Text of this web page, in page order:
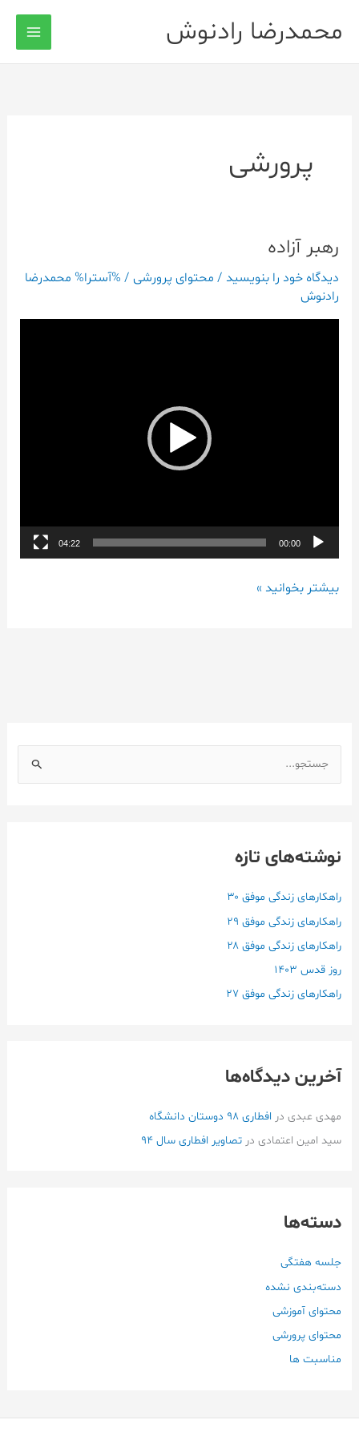
محمدرضا رادنوش
پرورشی
رهبر آزاده
دیدگاه‌ خود را بنویسید / محتوای پرورشی/ %آسترا% محمدرضا
رادنوش
00:00
04:22
رهبر
بیشتر بخوانید »
س
و
ر
ی
نوشته‌های تازه
راهکارهای زندگی موفق ۳۰
راهکارهای زندگی موفق ۲۹
راهکارهای زندگی موفق ۲۸
روز قدس ۱۴۰3
راهکارهای زندگی موفق ۲۷
آخرین دیدگاه‌ها
مهدی عبدی در افطاری ۹۸ دوستان دانشگاه
سید امین اعتمادی درتصاویر افطاری سال 94
دسته‌ها
جلسه هفتگی
دسته‌بندی نشده
محتوای آموزشی
محتوای پرورشی
مناسبت ها